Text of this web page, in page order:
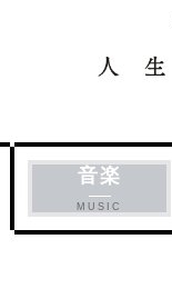
音楽
MUSIC